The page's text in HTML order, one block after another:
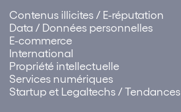
Contenus illicites / E-réputation
Data / Données personnelles
E-commerce
International
Propriété intellectuelle
Services numériques
Startup et Legaltechs / Tendances